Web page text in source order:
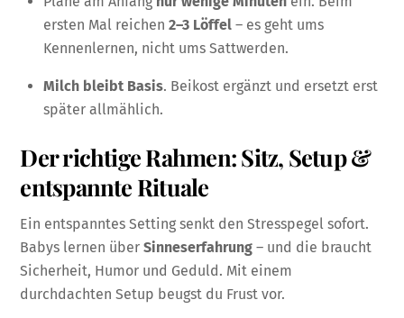
ersten Mal reichen 2–3 Löffel – es geht ums
Kennenlernen, nicht ums Sattwerden.
Milch bleibt Basis. Beikost ergänzt und ersetzt erst
später allmählich.
Der richtige Rahmen: Sitz, Setup &
entspannte Rituale
Ein entspanntes Setting senkt den Stresspegel sofort.
Babys lernen überSinneserfahrung – und die braucht
Sicherheit, Humor und Geduld. Mit einem
durchdachten Setup beugst du Frust vor.